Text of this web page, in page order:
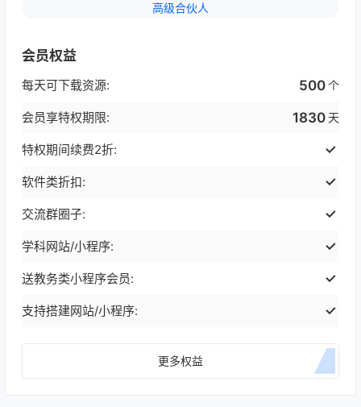
高级合伙人
会员权益
每天可下载资源: 500个
会员享特权期限: 1830 天
特权期间续费2折:
软件类折扣:
交流群圈子:
学科网站/小程序:
送教务类小程序会员:
支持搭建网站/小程序:
更多权益